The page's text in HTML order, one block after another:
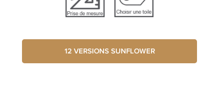
12 VERSIONS SUNFLOWER